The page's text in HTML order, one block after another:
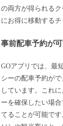
の両方が得られる
にお得に移動するチ
事前配車予約が
GOアプリでは、最
シーの配車予約が
しています。これ
ーを確保したい場
てることが可能で